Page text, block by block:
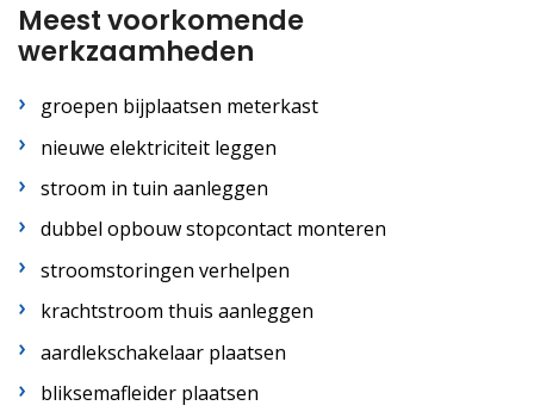
Meest voorkomende
werkzaamheden
groepen bijplaatsen meterkast
nieuwe elektriciteit leggen
stroom in tuin aanleggen
dubbel opbouw stopcontact monteren
stroomstoringen verhelpen
krachtstroom thuis aanleggen
aardlekschakelaar plaatsen
bliksemafleider plaatsen